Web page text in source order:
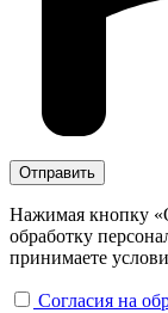
Нажимая кнопку
обработку
принимаете
Согласия на